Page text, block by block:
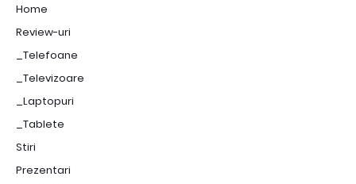
Home
Review-uri
_Telefoane
_Televizoare
_Laptopuri
_Tablete
Stiri
Prezentari